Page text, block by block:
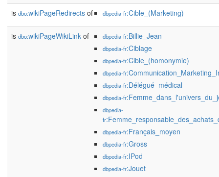
is dbo:wikiPageRedirects of dbpedia-fr:Cible_(Marketing)
is dbo:wikiPageWikiLink of dbpedia-fr:Billie_Jean
dbpedia-fr:Ciblage
dbpedia-fr:Cible_(homonymie)
dbpedia-fr
dbpedia-fr:Délégué_médical
dbpedia-fr
dbpedia-
fr
dbpedia-fr:Français_moyen
dbpedia-fr:Gross
dbpedia-fr:IPod
dbpedia-fr:Jouet